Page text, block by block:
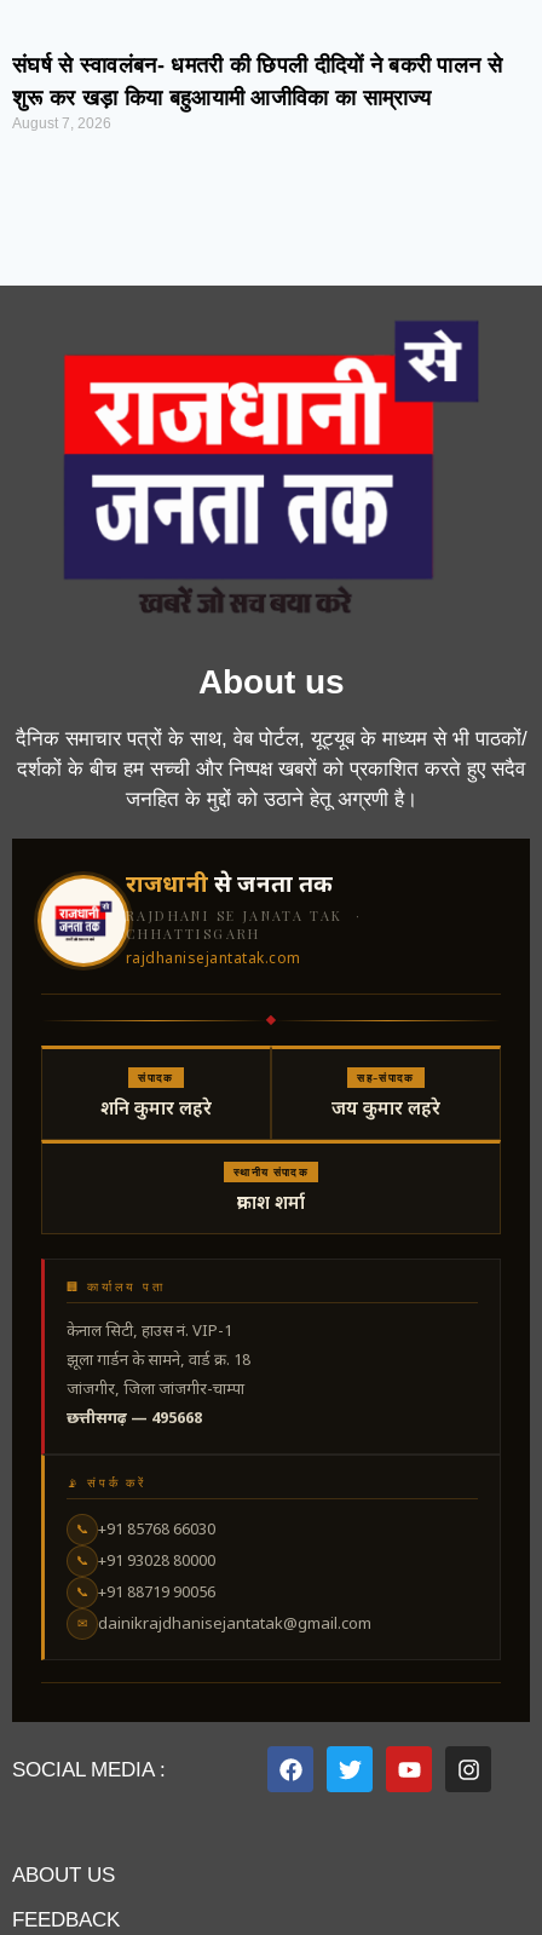
संघर्ष से स्वावलंबन- धमतरी की छिपली दीदियों ने बकरी पालन से
शुरू कर खड़ा किया बहुआयामी आजीविका का साम्राज्य
August 7, 2026
About us
दैनिक समाचार पत्रों के साथ, वेब पोर्टल, यूट्यूब के माध्यम से भी पाठकों/
दर्शकों के बीच हम सच्ची और निष्पक्ष खबरों को प्रकाशित करते हुए सदैव
जनहित के मुद्दों को उठाने हेतू अग्रणी है।
राजधानीसे जनता तक
RAJDHANI SE JANATA TAK ·
CHHATTISGARH
rajdhanisejantatak.com
संपादक
शनि कुमार लहरे
सह-संपादक
जय कुमार लहरे
स्थानीय संपादक
प्रकाश शर्मा
🏢 कार्यालय पता
केनाल सिटी, हाउस नं. VIP-1
झूला गार्डन के सामने, वार्ड क्र. 18
जांजगीर, जिला जांजगीर-चाम्पा
छत्तीसगढ़ — 495668
📡 संपर्क करें
📞 +91 85768 66030
📞 +91 93028 80000
📞 +91 88719 90056
✉ dainikrajdhanisejantatak@gmail.com
SOCIAL MEDIA :
ABOUT US
FEEDBACK